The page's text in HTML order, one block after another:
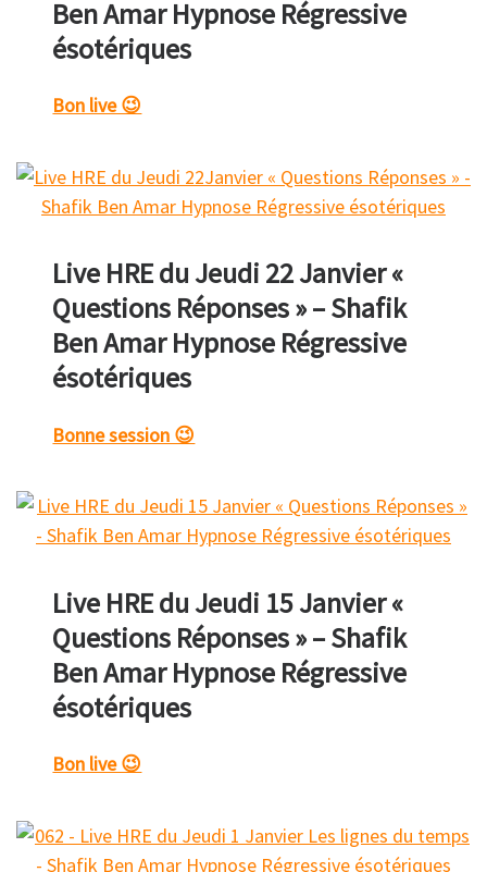
Ben Amar Hypnose Régressive
ésotériques
Bon live 😉
Live HRE du Jeudi 22 Janvier «
Questions Réponses » – Shafik
Ben Amar Hypnose Régressive
ésotériques
Bonne session 😉
Live HRE du Jeudi 15 Janvier «
Questions Réponses » – Shafik
Ben Amar Hypnose Régressive
ésotériques
Bon live 😉